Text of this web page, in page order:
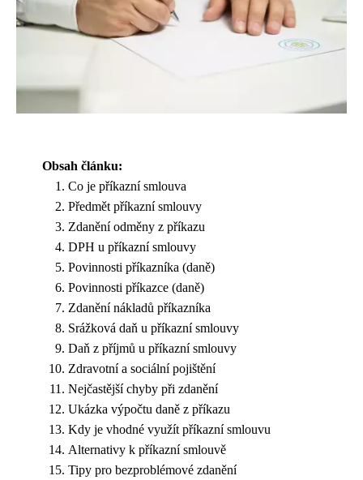
Obsah článku:
Co je příkazní smlouva
Předmět příkazní smlouvy
Zdanění odměny z příkazu
DPH u příkazní smlouvy
Povinnosti příkazníka (daně)
Povinnosti příkazce (daně)
Zdanění nákladů příkazníka
Srážková daň u příkazní smlouvy
Daň z příjmů u příkazní smlouvy
Zdravotní a sociální pojištění
Nejčastější chyby při zdanění
Ukázka výpočtu daně z příkazu
Kdy je vhodné využít příkazní smlouvu
Alternativy k příkazní smlouvě
Tipy pro bezproblémové zdanění